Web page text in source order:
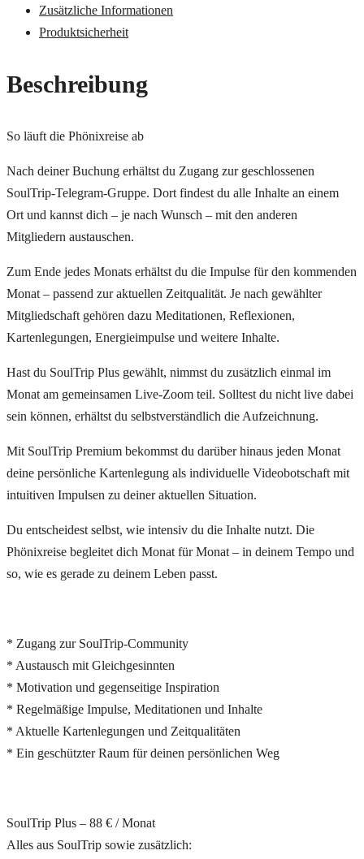
Zusätzliche Informationen
Produktsicherheit
Beschreibung
So läuft die Phönixreise ab
Nach deiner Buchung erhältst du Zugang zur geschlossenen
SoulTrip-Telegram-Gruppe. Dort findest du alle Inhalte an einem
Ort und kannst dich – je nach Wunsch – mit den anderen
Mitgliedern austauschen.
Zum Ende jedes Monats erhältst du die Impulse für den kommenden
Monat – passend zur aktuellen Zeitqualität. Je nach gewählter
Mitgliedschaft gehören dazu Meditationen, Reflexionen,
Kartenlegungen, Energieimpulse und weitere Inhalte.
Hast du SoulTrip Plus gewählt, nimmst du zusätzlich einmal im
Monat am gemeinsamen Live-Zoom teil. Solltest du nicht live dabei
sein können, erhältst du selbstverständlich die Aufzeichnung.
Mit SoulTrip Premium bekommst du darüber hinaus jeden Monat
deine persönliche Kartenlegung als individuelle Videobotschaft mit
intuitiven Impulsen zu deiner aktuellen Situation.
Du entscheidest selbst, wie intensiv du die Inhalte nutzt. Die
Phönixreise begleitet dich Monat für Monat – in deinem Tempo und
so, wie es gerade zu deinem Leben passt.
* Zugang zur SoulTrip-Community
* Austausch mit Gleichgesinnten
* Motivation und gegenseitige Inspiration
* Regelmäßige Impulse, Meditationen und Inhalte
* Aktuelle Kartenlegungen und Zeitqualitäten
* Ein geschützter Raum für deinen persönlichen Weg
SoulTrip Plus – 88 € / Monat
Alles aus SoulTrip sowie zusätzlich: